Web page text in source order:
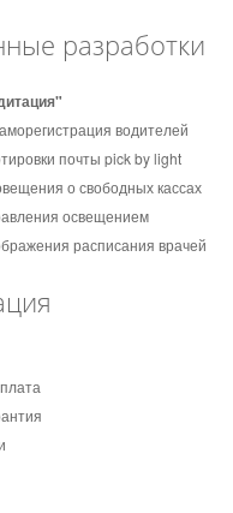
разработки
водителей
почты pick by light
о свободных кассах
освещением
расписания врачей